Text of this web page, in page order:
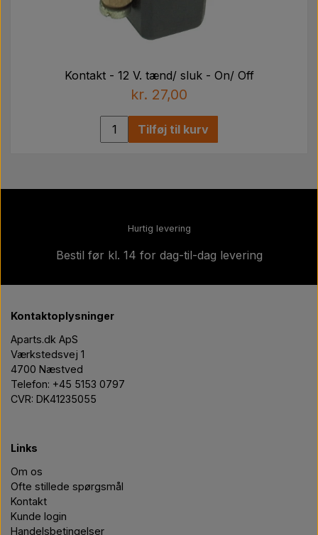
Kontakt - 12 V. tænd/ sluk - On/ Off
kr. 27,00
Tilføj til kurv
Hurtig levering
Bestil før kl. 14 for dag-til-dag levering
Kontaktoplysninger
Aparts.dk ApS
Værkstedsvej 1
4700 Næstved
Telefon: +45 5153 0797
CVR: DK41235055
Links
Om os
Ofte stillede spørgsmål
Kontakt
Kunde login
Handelsbetingelser